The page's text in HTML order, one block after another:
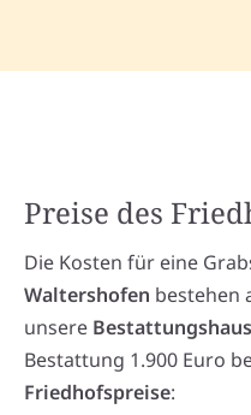
Preise des
Die Kosten für eine
Waltershofen bestehen
unsere
Bestattung 1.900 Euro
Friedhofspreise: